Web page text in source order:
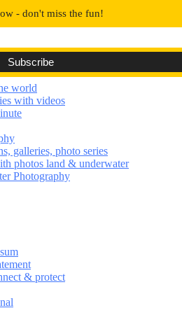
world
with videos
galleries, photo series
photos land & underwater
Photography
& protect
- don't miss the fun!